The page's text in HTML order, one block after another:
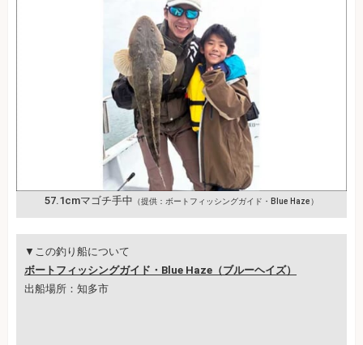
57.1cmマゴチ手中 （提供：ボートフィッシングガイド・Blue Haze）
▼この釣り船について
ボートフィッシングガイド・Blue Haze（ブルーヘイズ）
出船場所：知多市